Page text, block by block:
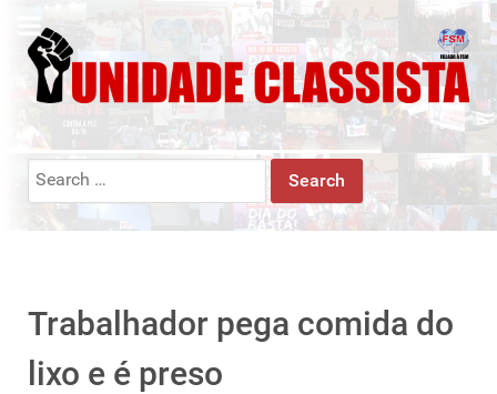
Search
Trabalhador pega comida do
lixo e é preso